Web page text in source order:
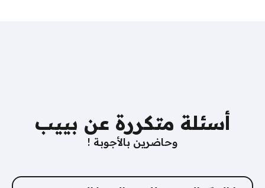
أسئلة متكررة عن بييب
! وحاضرين بالأجوبة